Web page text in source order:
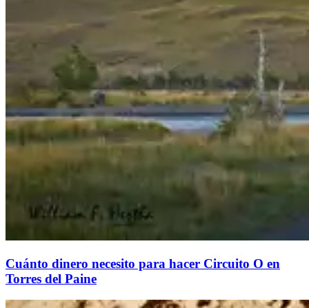
Cuánto dinero necesito para hacer Circuito O en
Torres del Paine